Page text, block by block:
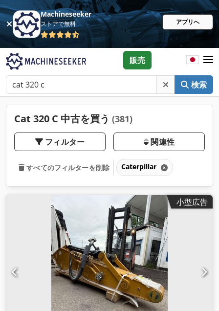
Machineseeker
ストアで無料 アプリへ
検索
販売
Cat 320 C 中古を買う (381)
フィルター 関連性
すべてのフィルターを削除 Caterpillar
小型広告